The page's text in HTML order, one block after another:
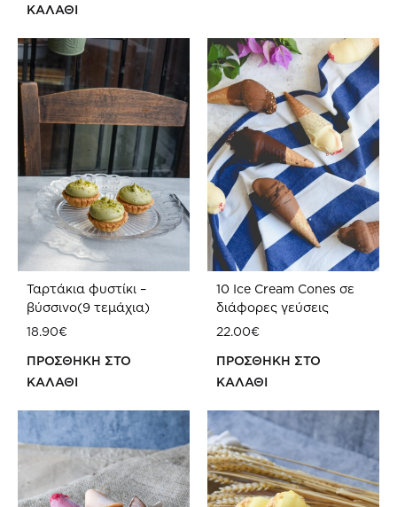
ΚΑΛΑΘΙ
WISHLIST
Ταρτάκια φυστίκι –
βύσσινο(9 τεμάχια)
18.90€
ΠΡΟΣΘΗΚΗ ΣΤΟ
ΚΑΛΑΘΙ
WISHLIST
10 Ice Cream Cones σε
διάφορες γεύσεις
22.00€
ΠΡΟΣΘΗΚΗ ΣΤΟ
ΚΑΛΑΘΙ